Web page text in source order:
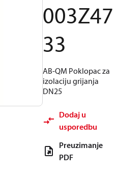
003Z47
33
AB-QM Poklopac za
izolaciju grijanja
DN25
Dodaj u
usporedbu
Preuzimanje
PDF